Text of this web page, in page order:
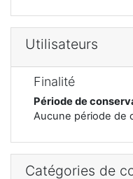
Utilisateurs
Finalité
Période de
Aucune période de
Catégories de